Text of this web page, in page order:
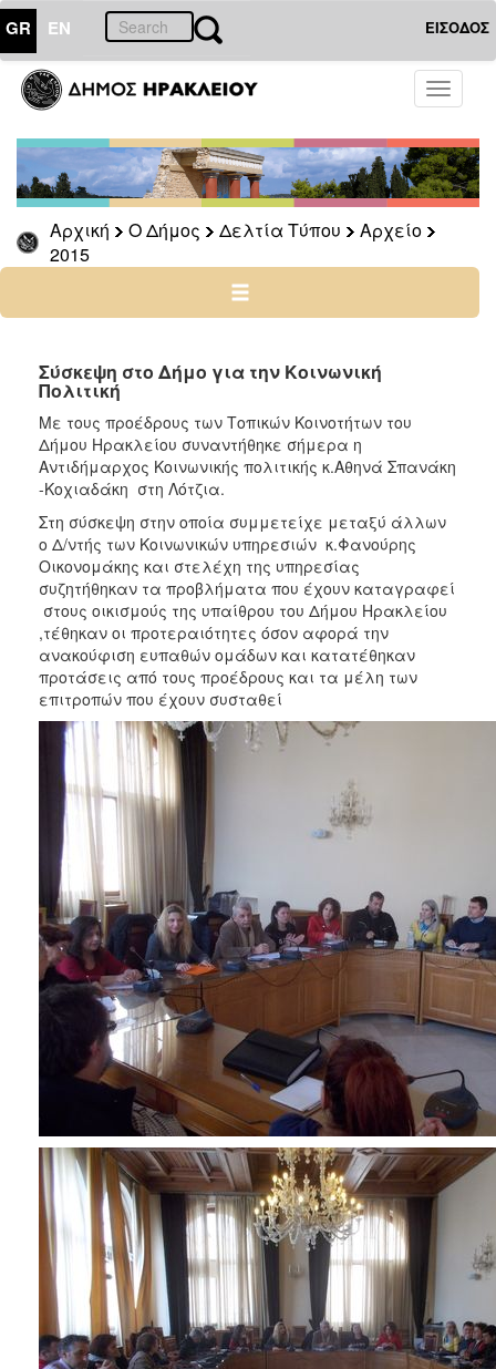
GR EN ΕΙΣΟΔΟΣ
Toggle
Αρχική Ο Δήμος Δελτία Τύπου
Αρχείο
2015
ΔΗΜΟΣ
Δελτία
Τύπου
Αρχείο
2026
2025
2022
2021
2020
2019
2018
2017
2016
2015
2013
2012
2011
2010
ΠΟΛΙΤΙΣΜΟΣ
ΑΝΘΕΚΤΙΚΗ
Σύσκεψη στο Δήμο για την Κοινωνική
Πολιτική
Με τους προέδρους των Τοπικών Κοινοτήτων του
Δήμου Ηρακλείου συναντήθηκε σήμερα η
Αντιδήμαρχος Κοινωνικής πολιτικής κ.Αθηνά Σπανάκη
-Κοχιαδάκη στη Λότζια.
Στη σύσκεψη στην οποία συμμετείχε μεταξύ άλλων
ο Δ/ντής των Κοινωνικών υπηρεσιών κ.Φανούρης
Οικονομάκης και στελέχη της υπηρεσίας
συζητήθηκαν τα προβλήματα που έχουν καταγραφεί
στους οικισμούς της υπαίθρου του Δήμου Ηρακλείου
,τέθηκαν οι προτεραιότητες όσον αφορά την
ανακούφιση ευπαθών ομάδων και κατατέθηκαν
προτάσεις από τους προέδρους και τα μέλη των
επιτροπών που έχουν συσταθεί